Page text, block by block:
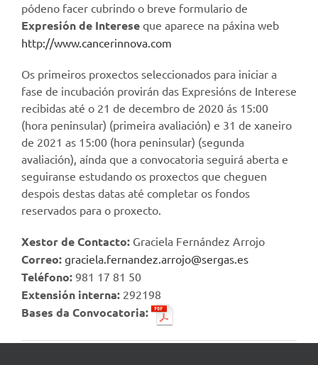
pódeno facer cubrindo o breve formulario de
Expresión de Interese que aparece na páxina web
http://www.cancerinnova.com
Os primeiros proxectos seleccionados para iniciar a
fase de incubación provirán das Expresións de Interese
recibidas até o 21 de decembro de 2020 ás 15:00
(hora peninsular) (primeira avaliación) e 31 de xaneiro
de 2021 as 15:00 (hora peninsular) (segunda
avaliación), aínda que a convocatoria seguirá aberta e
seguiranse estudando os proxectos que cheguen
despois destas datas até completar os fondos
reservados para o proxecto.
Xestor de Contacto: Graciela Fernández Arrojo
Correo: graciela.fernandez.arrojo@sergas.es
Teléfono: 981 17 81 50
Extensión interna: 292198
Bases da Convocatoria: